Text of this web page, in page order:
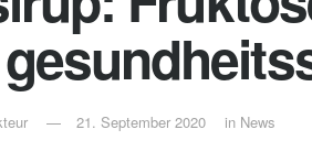
21. September 2020 in News